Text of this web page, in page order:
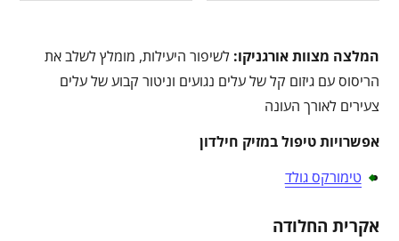
המלצה מצוות אורגניקו: לשיפור היעילות, מומלץ לשלב את
הריסוס עם גיזום קל של עלים נגועים וניטור קבוע של עלים
צעירים לאורך העונה
אפשרויות טיפול במזיק חילדון
טימורקס גולד
אקרית החלודה